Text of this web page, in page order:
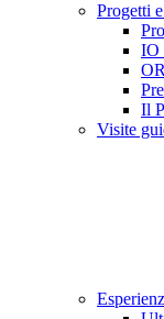
Progetti
IO
Il
Visite